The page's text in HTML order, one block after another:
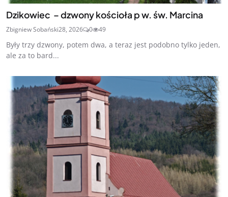
Dzikowiec – dzwony kościoła p w. św. Marcina
Zbigniew Sobański28, 2026 0 49
Były trzy dzwony, potem dwa, a teraz jest podobno tylko jeden,
ale za to bard...